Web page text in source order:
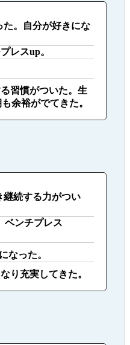
た。自分が好きにな
レスup。
習慣がついた。生
余裕がでてきた。
継続する力がつい
ベンチプレス
なった。
り充実してきた。